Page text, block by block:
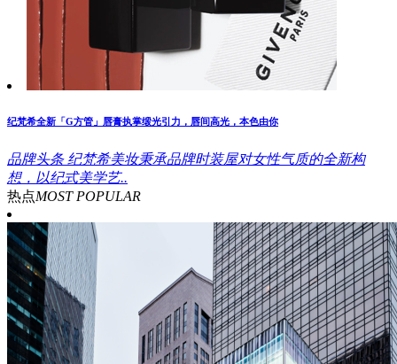
纪梵希全新「G方管」唇膏执掌缎光引力，唇间高光，本色由你
品牌头条 纪梵希美妆秉承品牌时装屋对女性气质的全新构
想，以纪式美学艺..
热点MOST POPULAR